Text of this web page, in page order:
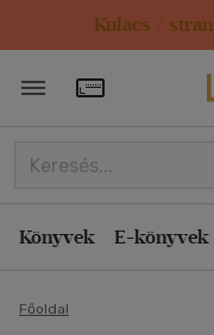
Kulacs /
Törzsvásárlói
Könyvek E-könyvek
Főoldal